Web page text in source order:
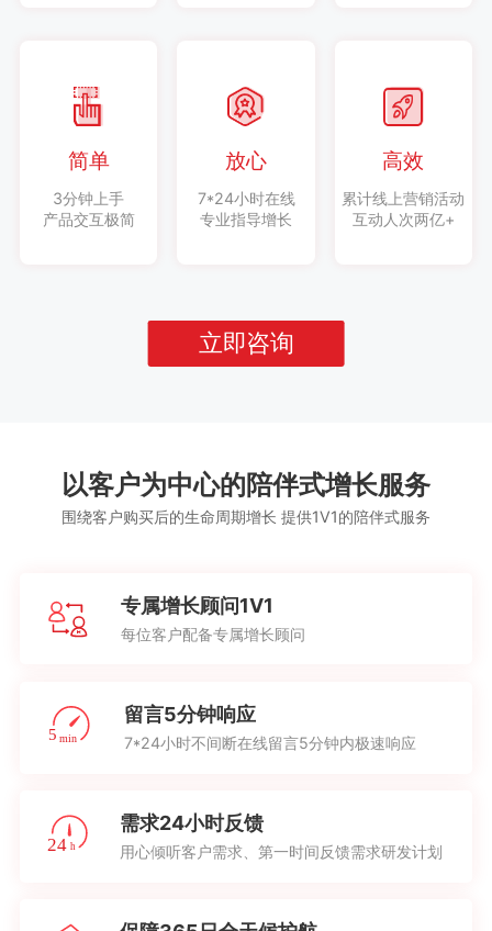
简单
3分钟上手
产品交互极简
放心
7*24小时在线
专业指导增长
高效
累计线上营销活动
互动人次两亿+
立即咨询
以客户为中心的陪伴式增长服务
围绕客户购买后的生命周期增长 提供1V1的陪伴式服务
专属增长顾问1V1
每位客户配备专属增长顾问
留言5分钟响应
7*24小时不间断在线留言5分钟内极速响应
需求24小时反馈
用心倾听客户需求、第一时间反馈需求研发计划